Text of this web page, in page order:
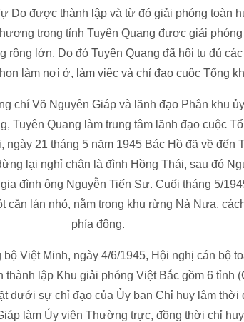
Do được thành lập và từ đó giải phóng toàn
trong tỉnh Tuyên Quang được giải
rộng lớn. Do đó Tuyên Quang đã hội tụ đủ
làm nơi ở, làm việc và chỉ đạo cuộc Tổng
chí Võ Nguyên Giáp và lãnh đạo Phân khu
Tuyên Quang làm trung tâm lãnh đạo cuộc
ngày 21 tháng 5 năm 1945 Bác Hồ đã về đến
lại nghỉ chân là đình Hồng Thái, sau đó
đình ông Nguyễn Tiến Sự. Cuối tháng 5/
căn lán nhỏ, nằm trong khu rừng Nà Nưa,
phía đông.
Việt Minh, ngày 4/6/1945, Hội nghị cán bộ
thành lập Khu giải phóng Việt Bắc gồm 6 tỉnh
dưới sự chỉ đạo của Ủy ban Chỉ huy lâm thời
làm Ủy viên Thường trực, đồng thời chỉ